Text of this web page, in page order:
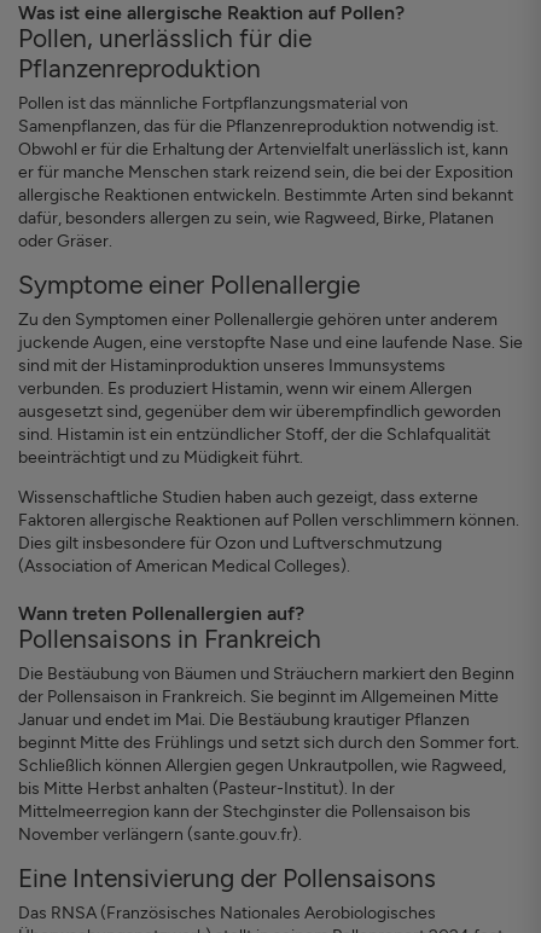
Was ist eine allergische Reaktion auf Pollen?
Pollen, unerlässlich für die
Pflanzenreproduktion
Pollen ist das männliche Fortpflanzungsmaterial von
Samenpflanzen, das für die Pflanzenreproduktion notwendig ist.
Obwohl er für die Erhaltung der Artenvielfalt unerlässlich ist, kann
er für manche Menschen stark reizend sein, die bei der Exposition
allergische Reaktionen entwickeln. Bestimmte Arten sind bekannt
dafür, besonders allergen zu sein, wie Ragweed, Birke, Platanen
oder Gräser.
Symptome einer Pollenallergie
Zu den Symptomen einer Pollenallergie gehören unter anderem
juckende Augen, eine verstopfte Nase und eine laufende Nase. Sie
sind mit der Histaminproduktion unseres Immunsystems
verbunden. Es produziert Histamin, wenn wir einem Allergen
ausgesetzt sind, gegenüber dem wir überempfindlich geworden
sind. Histamin ist ein entzündlicher Stoff, der die Schlafqualität
beeinträchtigt und zu Müdigkeit führt.
Wissenschaftliche Studien haben auch gezeigt, dass externe
Faktoren allergische Reaktionen auf Pollen verschlimmern können.
Dies gilt insbesondere für Ozon und Luftverschmutzung
(Association of American Medical Colleges).
Wann treten Pollenallergien auf?
Pollensaisons in Frankreich
Die Bestäubung von Bäumen und Sträuchern markiert den Beginn
der Pollensaison in Frankreich. Sie beginnt im Allgemeinen Mitte
Januar und endet im Mai. Die Bestäubung krautiger Pflanzen
beginnt Mitte des Frühlings und setzt sich durch den Sommer fort.
Schließlich können Allergien gegen Unkrautpollen, wie Ragweed,
bis Mitte Herbst anhalten (Pasteur-Institut). In der
Mittelmeerregion kann der Stechginster die Pollensaison bis
November verlängern (sante.gouv.fr).
Eine Intensivierung der Pollensaisons
Das RNSA (Französisches Nationales Aerobiologisches